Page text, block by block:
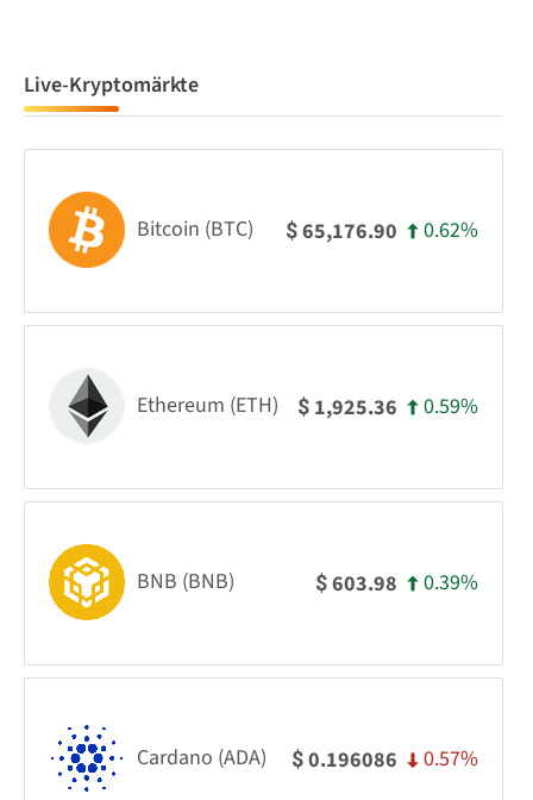
Live-Kryptomärkte
Bitcoin (BTC) $65,176.90 0.62%
Ethereum (ETH) $ 1,925.36 0.59%
BNB (BNB) $603.98 0.39%
Cardano (ADA) $0.196086 0.57%